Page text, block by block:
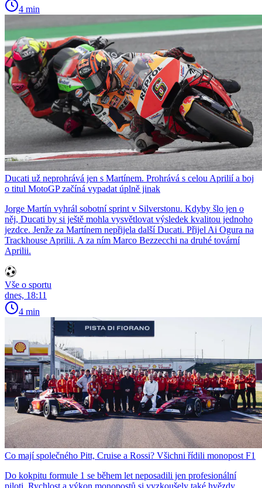
4 min
Ducati už neprohrává jen s Martínem. Prohrává s celou Aprilií a boj
o titul MotoGP začíná vypadat úplně jinak
Jorge Martín vyhrál sobotní sprint v Silverstonu. Kdyby šlo jen o
něj, Ducati by si ještě mohla vysvětlovat výsledek kvalitou jednoho
jezdce. Jenže za Martínem nepřijela další Ducati. Přijel Ai Ogura na
Trackhouse Aprilii. A za ním Marco Bezzecchi na druhé tovární
Aprilii.
Vše o sportu
dnes, 18:11
4 min
Co mají společného Pitt, Cruise a Rossi? Všichni řídili monopost F1
Do kokpitu formule 1 se během let neposadili jen profesionální